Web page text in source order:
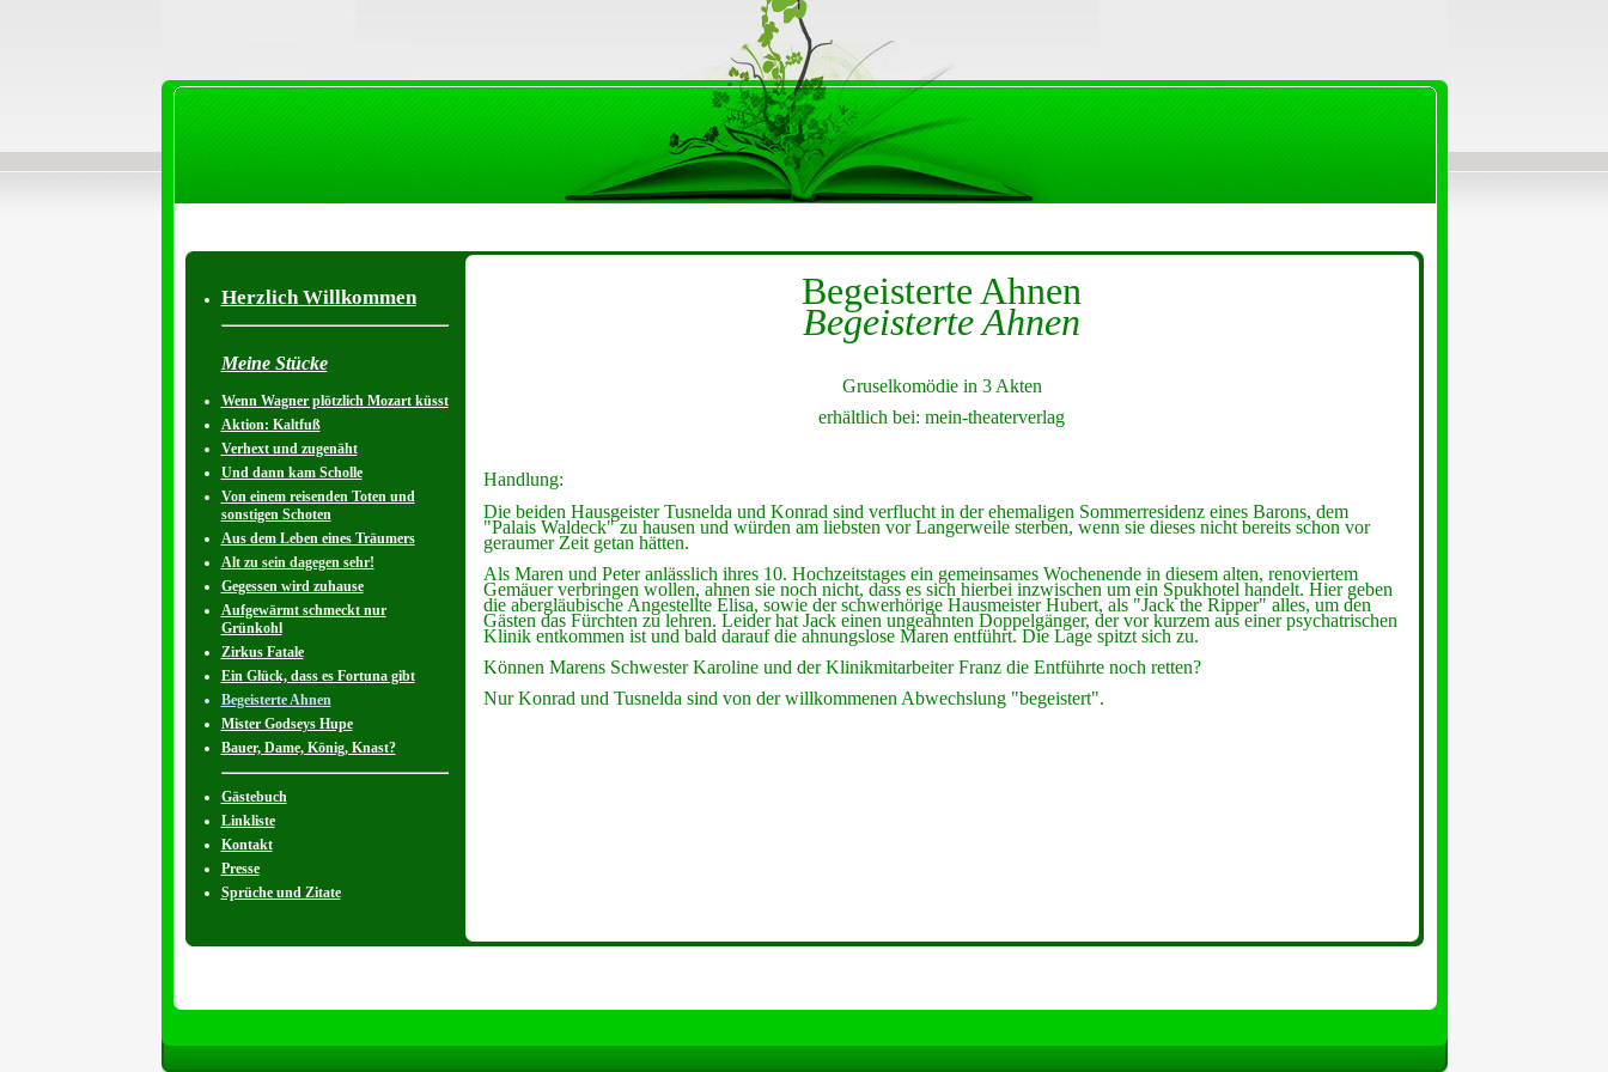
Herzlich Willkommen
Meine Stücke
Wenn Wagner plötzlich Mozart küsst
Aktion: Kaltfuß
Verhext und zugenäht
Und dann kam Scholle
Von einem reisenden Toten und
sonstigen Schoten
Aus dem Leben eines Träumers
Alt zu sein dagegen sehr!
Gegessen wird zuhause
Aufgewärmt schmeckt nur
Grünkohl
Zirkus Fatale
Ein Glück, dass es Fortuna gibt
Begeisterte Ahnen
Mister Godseys Hupe
Bauer, Dame, König, Knast?
Gästebuch
Linkliste
Kontakt
Presse
Sprüche und Zitate
Begeisterte Ahnen
Begeisterte Ahnen
Gruselkomödie in 3 Akten
erhältlich bei: mein-theaterverlag
Handlung:
Die beiden Hausgeister Tusnelda und Konrad sind verflucht in der ehemaligen Sommerresidenz eines Barons, dem
"Palais Waldeck" zu hausen und würden am liebsten vor Langerweile sterben, wenn sie dieses nicht bereits schon vor
geraumer Zeit getan hätten.
Als Maren und Peter anlässlich ihres 10. Hochzeitstages ein gemeinsames Wochenende in diesem alten, renoviertem
Gemäuer verbringen wollen, ahnen sie noch nicht, dass es sich hierbei inzwischen um ein Spukhotel handelt. Hier geben
die abergläubische Angestellte Elisa, sowie der schwerhörige Hausmeister Hubert, als "Jack the Ripper" alles, um den
Gästen das Fürchten zu lehren. Leider hat Jack einen ungeahnten Doppelgänger, der vor kurzem aus einer psychatrischen
Klinik entkommen ist und bald darauf die ahnungslose Maren entführt. Die Lage spitzt sich zu.
Können Marens Schwester Karoline und der Klinikmitarbeiter Franz die Entführte noch retten?
Nur Konrad und Tusnelda sind von der willkommenen Abwechslung "begeistert".